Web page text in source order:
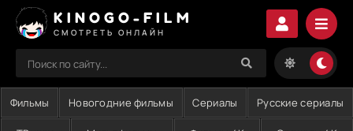
KINOGO-FILM
СМОТРЕТЬ ОНЛАЙН
Фильмы Новогодние фильмы Сериалы Русские сериалы